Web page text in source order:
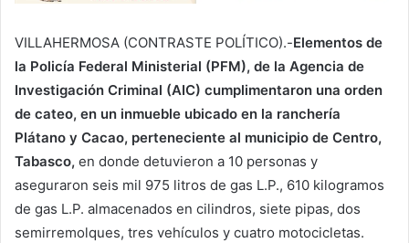
VILLAHERMOSA (CONTRASTE POLÍTICO).-Elementos de
la Policía Federal Ministerial (PFM), de la Agencia de
Investigación Criminal (AIC) cumplimentaron una orden
de cateo, en un inmueble ubicado en la ranchería
Plátano y Cacao, perteneciente al municipio de Centro,
Tabasco, en donde detuvieron a 10 personas y
aseguraron seis mil 975 litros de gas L.P., 610 kilogramos
de gas L.P. almacenados en cilindros, siete pipas, dos
semirremolques, tres vehículos y cuatro motocicletas.